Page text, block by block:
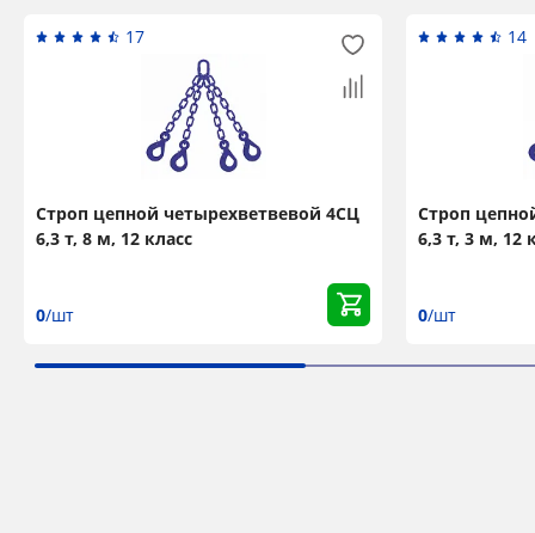
17
Строп цепной четырехветвевой 4СЦ
6,3 т, 8 м, 12 класс
0/шт
14
Строп
6,3 т, 3 м, 12
0/шт